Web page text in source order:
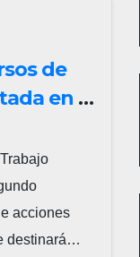
de
en el
acciones
destinará…